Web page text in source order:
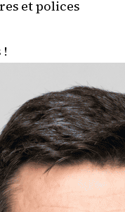
et polices
!